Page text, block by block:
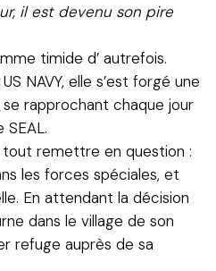
il est devenu son pire
timide d’ autrefois.
NAVY, elle s’est forgé une
rapprochant chaque jour
tout remettre en question :
les forces spéciales, et
En attendant la décision
dans le village de son
refuge auprès de sa